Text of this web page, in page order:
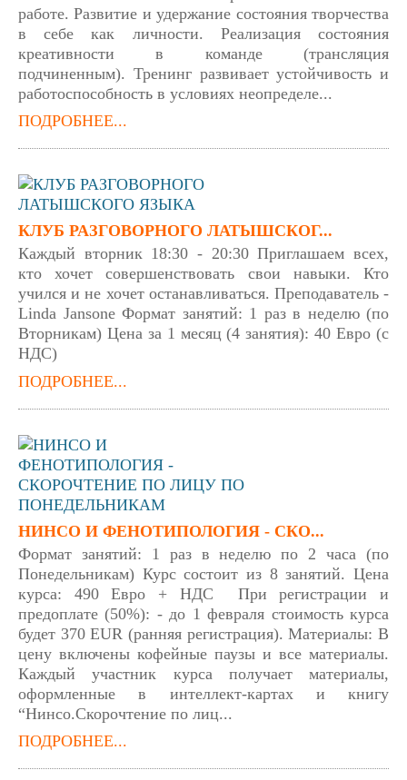
работе. Развитие и удержание состояния творчества
в себе как личности. Реализация состояния
креативности в команде (трансляция
подчиненным). Тренинг развивает устойчивость и
работоспособность в условиях неопределе...
ПОДРОБНЕЕ...
КЛУБ РАЗГОВОРНОГО ЛАТЫШСКОГ...
Каждый вторник 18:30 - 20:30 Приглашаем всех,
кто хочет совершенствовать свои навыки. Кто
учился и не хочет останавливаться. Преподаватель -
Linda Jansone Формат занятий: 1 раз в неделю (по
Вторникам) Цена за 1 месяц (4 занятия): 40 Евро (с
НДС)
ПОДРОБНЕЕ...
НИНСО И ФЕНОТИПОЛОГИЯ - СКО...
Формат занятий: 1 раз в неделю по 2 часа (по
Понедельникам) Курс состоит из 8 занятий. Цена
курса: 490 Евро + НДС При регистрации и
предоплате (50%): - до 1 февраля стоимость курса
будет 370 EUR (ранняя регистрация). Материалы: В
цену включены кофейные паузы и все материалы.
Каждый участник курса получает материалы,
оформленные в интеллект-картах и книгу
“Нинсо.Скорочтение по лиц...
ПОДРОБНЕЕ...